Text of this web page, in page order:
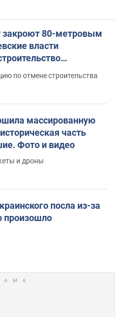
закроют 80-метровым
власти
по отмене строительства
массированную
часть
Фото и видео
и дроны
посла из-за
произошло